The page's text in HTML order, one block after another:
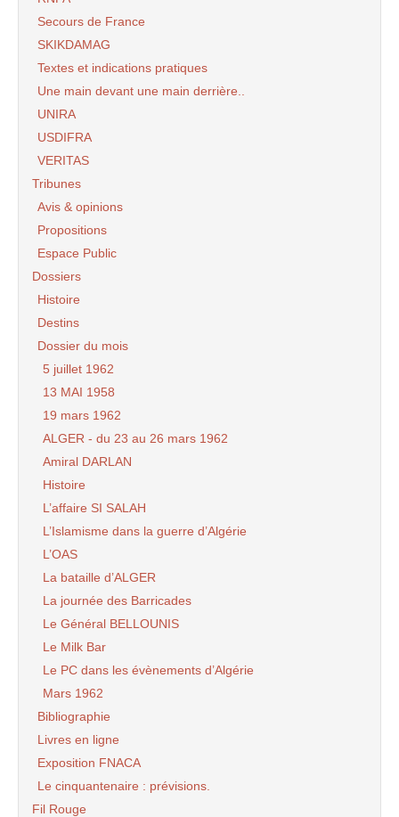
Secours de France
SKIKDAMAG
Textes et indications pratiques
Une main devant une main derrière..
UNIRA
USDIFRA
VERITAS
Tribunes
Avis & opinions
Propositions
Espace Public
Dossiers
Histoire
Destins
Dossier du mois
5 juillet 1962
13 MAI 1958
19 mars 1962
ALGER - du 23 au 26 mars 1962
Amiral DARLAN
Histoire
L’affaire SI SALAH
L’Islamisme dans la guerre d’Algérie
L’OAS
La bataille d’ALGER
La journée des Barricades
Le Général BELLOUNIS
Le Milk Bar
Le PC dans les évènements d’Algérie
Mars 1962
Bibliographie
Livres en ligne
Exposition FNACA
Le cinquantenaire : prévisions.
Fil Rouge